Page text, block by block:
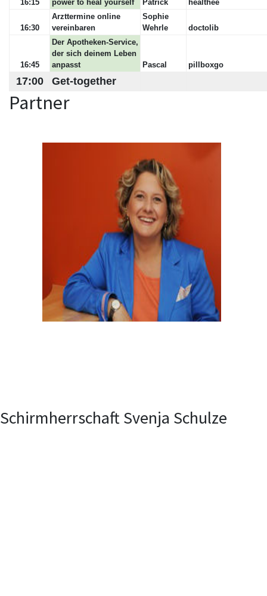
16:15
power to heal yourself
Patrick
healthee
16:30
Arzttermine online
vereinbaren
Sophie
Wehrle
doctolib
16:45
Der Apotheken-Service,
der sich deinem Leben
anpasst
Pascal pillboxgo
17:00 Get-together
Partner
Schirmherrschaft Svenja Schulze